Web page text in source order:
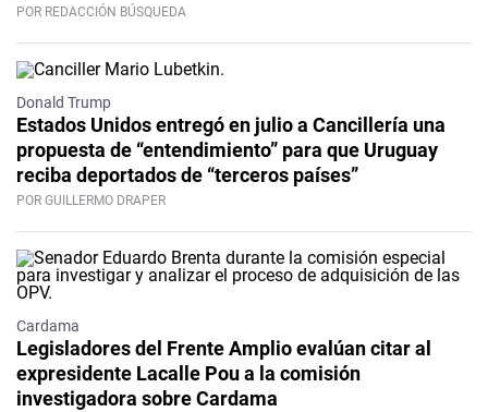
POR REDACCIÓN BÚSQUEDA
Donald Trump
Estados Unidos entregó en julio a Cancillería una
propuesta de “entendimiento” para que Uruguay
reciba deportados de “terceros países”
POR GUILLERMO DRAPER
Cardama
Legisladores del Frente Amplio evalúan citar al
expresidente Lacalle Pou a la comisión
investigadora sobre Cardama